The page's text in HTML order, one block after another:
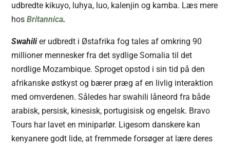
udbredte kikuyo, luhya, luo, kalenjin og kamba. Læs mere
hosBritannica.
Swahilier udbredt i Østafrika fog tales af omkring 90
millioner mennesker fra det sydlige Somalia til det
nordlige Mozambique. Sproget opstod i sin tid på den
afrikanske østkyst og bærer præg af en livlig interaktion
med omverdenen. Således har swahili låneord fra både
arabisk, persisk, kinesisk, portugisisk og engelsk. Bravo
Tours har lavet en miniparlør. Ligesom danskere kan
kenyanere godt lide, at fremmede forsøger at lære deres